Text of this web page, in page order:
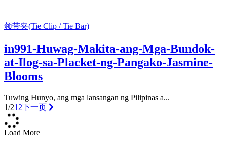
领带夹(Tie Clip / Tie Bar)
in991-Huwag-Makita-ang-Mga-Bundok-
at-Ilog-sa-Placket-ng-Pangako-Jasmine-
Blooms
Tuwing Hunyo, ang mga lansangan ng Pilipinas a...
1/21 2下一页
Load More